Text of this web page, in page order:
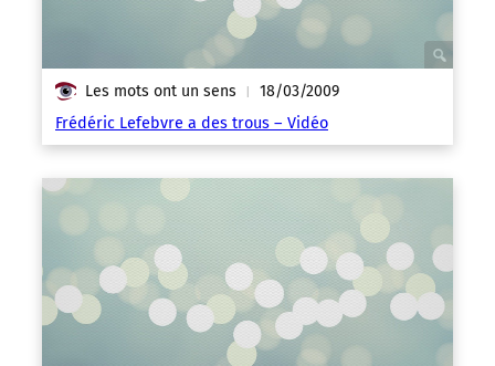
Les mots ont un sens | 18/03/2009
Frédéric Lefebvre a des trous – Vidéo